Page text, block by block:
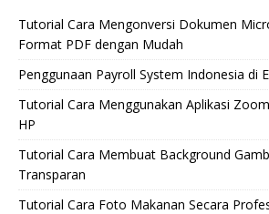
Tutorial Cara Mengonversi Dokumen
Format PDF dengan Mudah
Penggunaan Payroll System Indonesia di
Tutorial Cara Menggunakan Aplikasi
HP
Tutorial Cara Membuat Background
Transparan
Tutorial Cara Foto Makanan Secara